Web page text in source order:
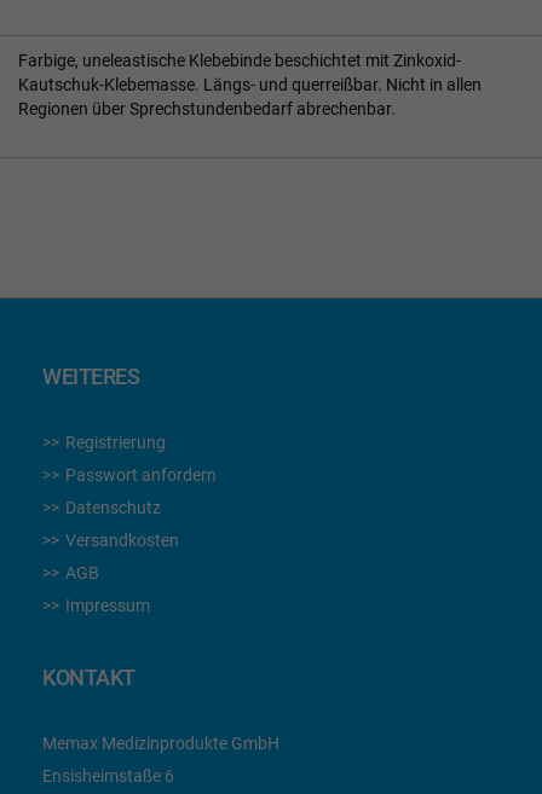
Farbige, uneleastische Klebebinde beschichtet mit Zinkoxid-
Kautschuk-Klebemasse. Längs- und querreißbar. Nicht in allen
Regionen über Sprechstundenbedarf abrechenbar.
WEITERES
Registrierung
Passwort anfordern
Datenschutz
Versandkosten
AGB
Impressum
KONTAKT
Memax Medizinprodukte GmbH
Ensisheimstaße 6